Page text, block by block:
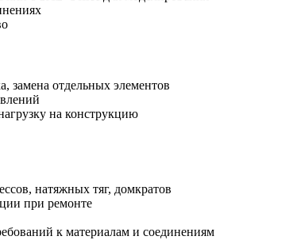
замена отдельных элементов
на конструкцию
натяжных тяг, домкратов
при ремонте
к материалам и соединениям